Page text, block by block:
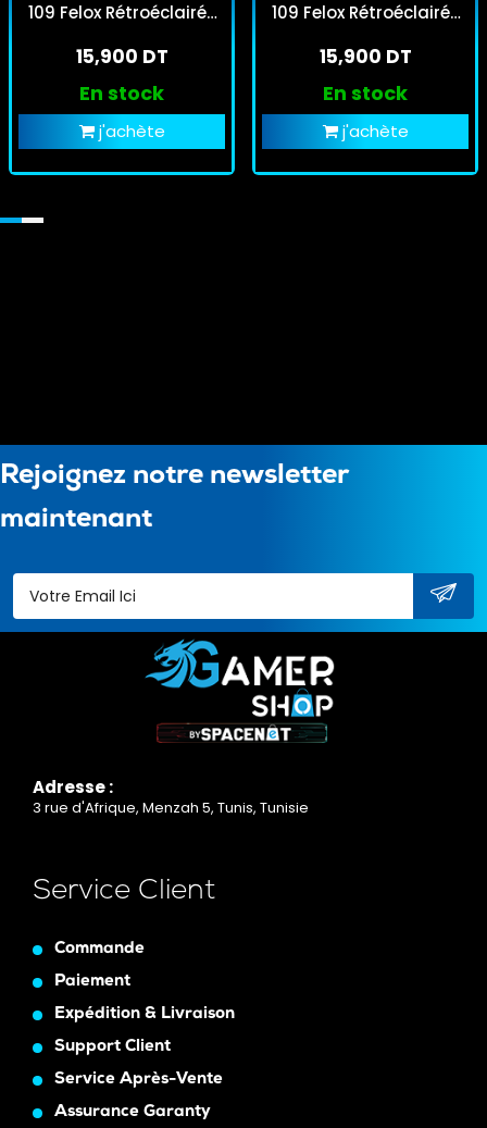
109 Felox Rétroéclairée
15,900 DT
En stock
j'achète
109 Felox Rétroéclairée
15,900 DT
En stock
j'achète
Rejoignez notre newsletter
maintenant
Adresse :
3 rue d'Afrique, Menzah 5, Tunis, Tunisie
Service Client
Commande
Paiement
Expédition & Livraison
Support Client
Service Après-Vente
Assurance Garanty